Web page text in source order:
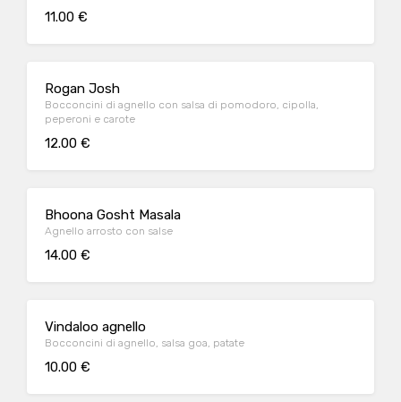
11.00 €
Rogan Josh
Bocconcini di agnello con salsa di pomodoro, cipolla,
peperoni e carote
12.00 €
Bhoona Gosht Masala
Agnello arrosto con salse
14.00 €
Vindaloo agnello
Bocconcini di agnello, salsa goa, patate
10.00 €